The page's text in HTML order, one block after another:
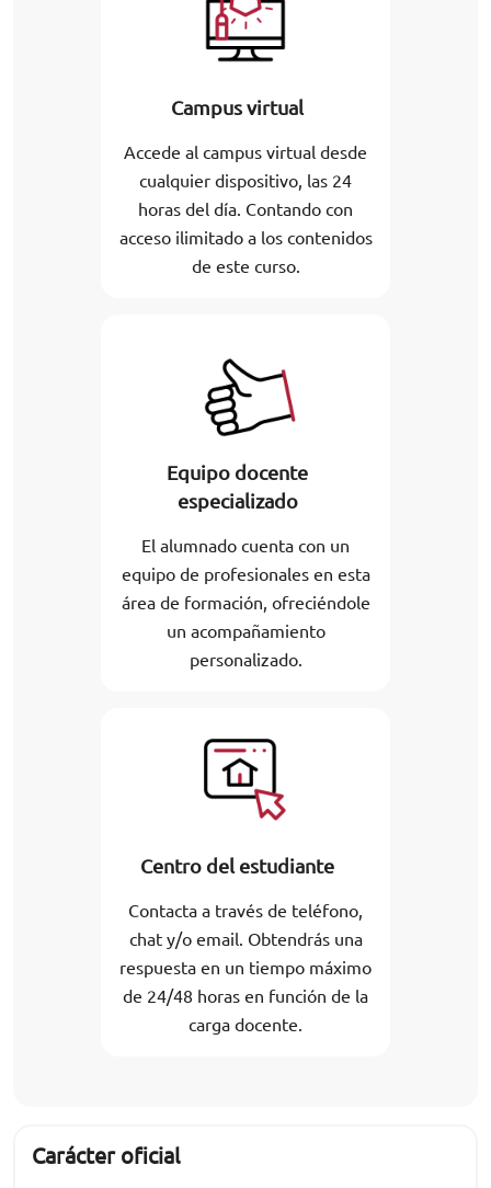
Campus virtual
Accede al campus virtual desde
cualquier dispositivo, las 24
horas del día. Contando con
acceso ilimitado a los contenidos
de este curso.
Equipo docente
especializado
El alumnado cuenta con un
equipo de profesionales en esta
área de formación, ofreciéndole
un acompañamiento
personalizado.
Centro del estudiante
Contacta a través de teléfono,
chat y/o email. Obtendrás una
respuesta en un tiempo máximo
de 24/48 horas en función de la
carga docente.
Carácter oficial